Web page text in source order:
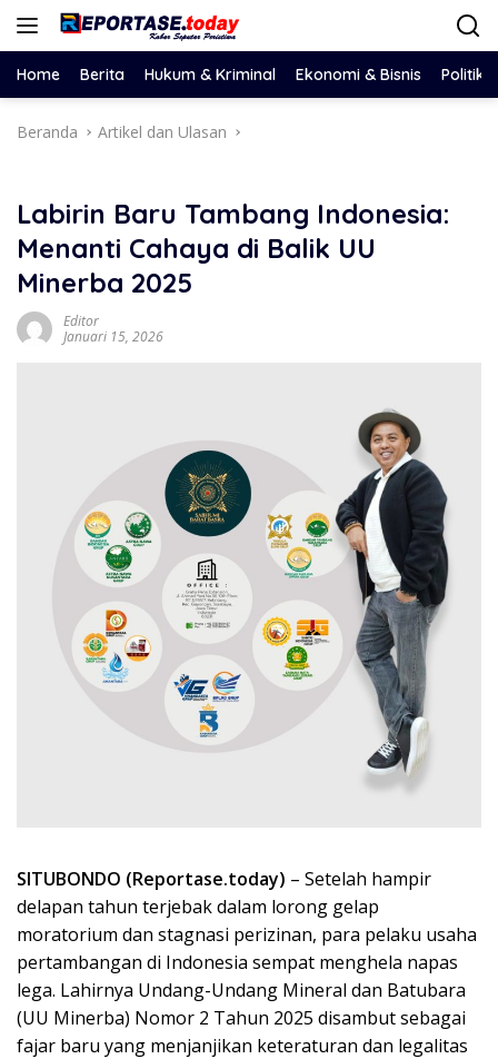
Langsung
Home Berita Hukum & Kriminal Ekonomi & Bisnis Politik
Beranda Artikel dan Ulasan
Labirin Baru Tambang Indonesia:
Menanti Cahaya di Balik UU
Minerba 2025
Editor
Januari 15, 2026
SITUBONDO (Reportase.today) – Setelah hampir
delapan tahun terjebak dalam lorong gelap
moratorium dan stagnasi perizinan, para pelaku usaha
pertambangan di Indonesia sempat menghela napas
lega. Lahirnya Undang-Undang Mineral dan Batubara
(UU Minerba) Nomor 2 Tahun 2025 disambut sebagai
fajar baru yang menjanjikan keteraturan dan legalitas